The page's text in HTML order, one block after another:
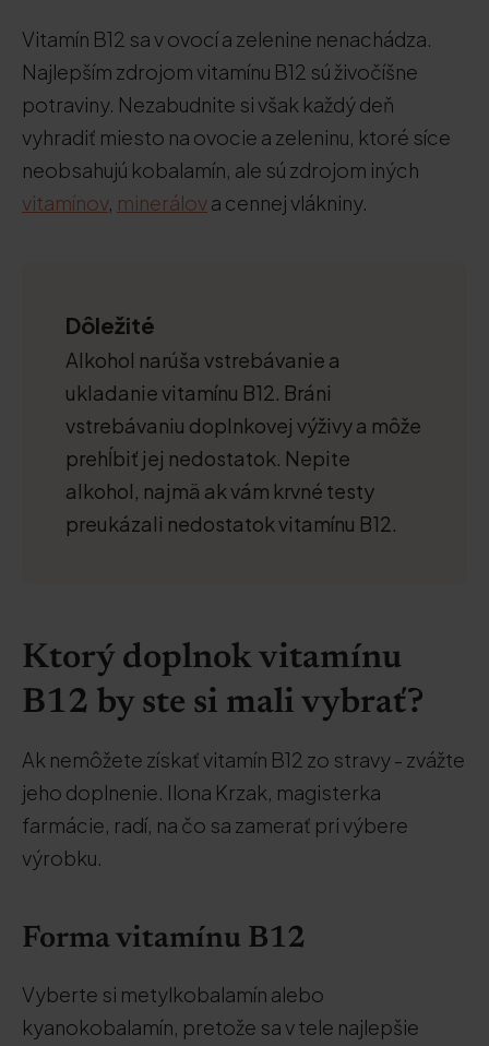
Vitamín B12 sa v ovocí a zelenine nenachádza.
Najlepším zdrojom vitamínu B12 sú živočíšne
potraviny. Nezabudnite si však každý deň
vyhradiť miesto na ovocie a zeleninu, ktoré síce
neobsahujú kobalamín, ale sú zdrojom iných
vitamínov, minerálova cennej vlákniny.
Dôležité
Alkohol narúša vstrebávanie a
ukladanie vitamínu B12. Bráni
vstrebávaniu doplnkovej výživy a môže
prehĺbiť jej nedostatok. Nepite
alkohol, najmä ak vám krvné testy
preukázali nedostatok vitamínu B12.
Ktorý doplnok vitamínu
B12 by ste si mali vybrať?
Ak nemôžete získať vitamín B12 zo stravy - zvážte
jeho doplnenie. Ilona Krzak, magisterka
farmácie, radí, na čo sa zamerať pri výbere
výrobku.
Forma vitamínu B12
Vyberte si metylkobalamín alebo
kyanokobalamín, pretože sa v tele najlepšie